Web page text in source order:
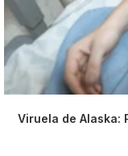
Viruela de Alaska: